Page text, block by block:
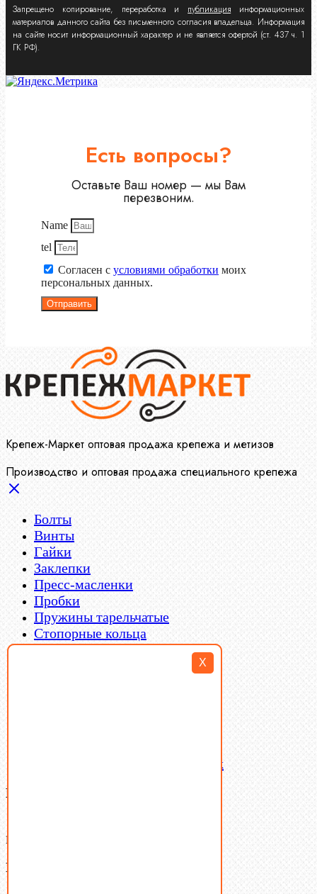
X
Запрещено копирование, переработка и публикация информационных
материалов данного сайта без письменного согласия владельца. Информация
на сайте носит информационный характер и не является офертой (ст. 437 ч. 1
ГК РФ).
Есть вопросы?
Оставьте Ваш номер — мы Вам
перезвоним.
Name
tel
Согласен с условиями обработки моих
персональных данных.
Отправить
Крепеж-Маркет оптовая продажа крепежа и метизов
Производство и оптовая продажа специального крепежа
Болты
Винты
Гайки
Заклепки
Пресс-масленки
Пробки
Пружины тарельчатые
Стопорные кольца
Такелаж
Латунный и бронзовый крепеж
Ваша корзина
В корзине нет товаров.
Поиск